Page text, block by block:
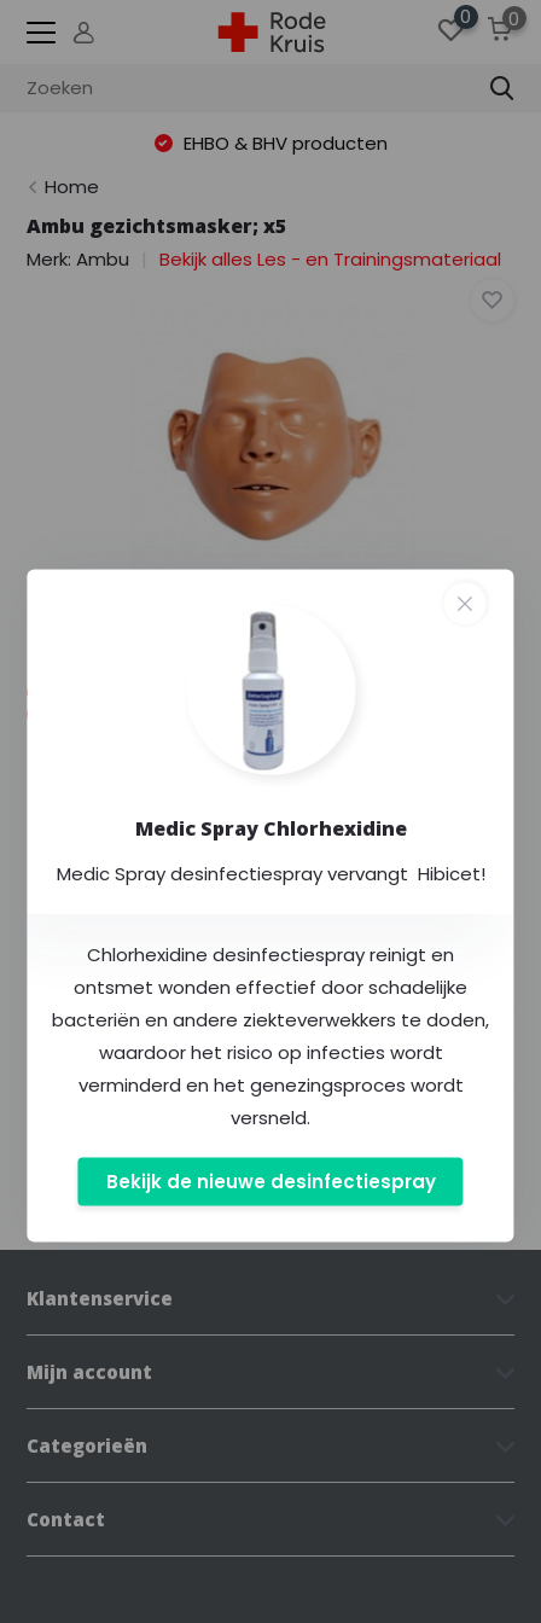
0 0
EHBO & BHV producten
Home
Ambu gezichtsmasker; x5
Merk:Ambu Bekijk alles Les - en Trainingsmateriaal
Levertijd: Uw order wordt extra gecontroleerd
en binnen enkele dagen verstuurd.
scherpgeprijsd
Meer dan400producten op voorraad
Specificaties
Klantenservice
Mijn account
Categorieën
Contact
Medic Spray Chlorhexidine
Medic Spray desinfectiespray vervangt Hibicet!
Chlorhexidine desinfectiespray reinigt en
ontsmet wonden effectief door schadelijke
bacteriën en andere ziekteverwekkers te doden,
waardoor het risico op infecties wordt
verminderd en het genezingsproces wordt
versneld.
Bekijk de nieuwe desinfectiespray